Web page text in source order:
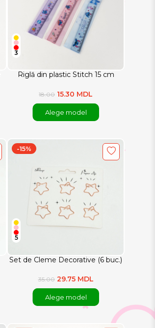
Riglă din plastic Stitch 15 cm
3
18.00 15.30 MDL
Alege model
Set de Cleme Decorative (6 buc.)
-15%
5
35.00 29.75 MDL
Alege model